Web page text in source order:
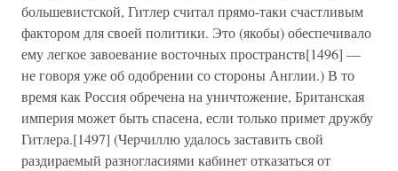
большевистской, Гитлер считал прямо-таки счастливым
фактором для своей политики. Это (якобы) обеспечивало
ему легкое завоевание восточных пространств[1496] —
не говоря уже об одобрении со стороны Англии.) В то
время как Россия обречена на уничтожение, Британская
империя может быть спасена, если только примет дружбу
Гитлера.[1497] (Черчиллю удалось заставить свой
раздираемый разногласиями кабинет отказаться от